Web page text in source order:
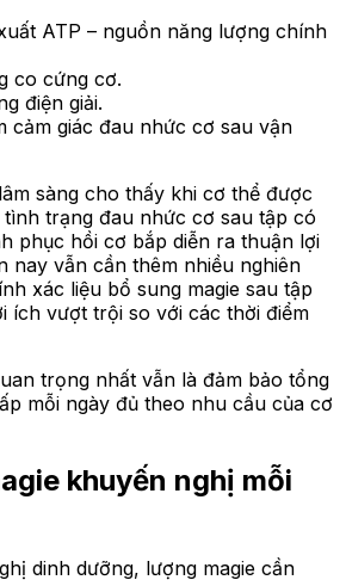
ATP – nguồn năng lượng chính
co cứng cơ.
điện giải.
cảm giác đau nhức cơ sau vận
sàng cho thấy khi cơ thể được
trạng đau nhức cơ sau tập có
phục hồi cơ bắp diễn ra thuận lợi
nay vẫn cần thêm nhiều nghiên
xác liệu bổ sung magie sau tập
ích vượt trội so với các thời điểm
trọng nhất vẫn là đảm bảo tổng
mỗi ngày đủ theo nhu cầu của cơ
khuyến nghị mỗi
dinh dưỡng, lượng magie cần